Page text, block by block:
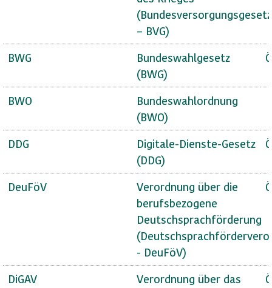
(Bundesversorgungsgesetz
– BVG)
BWG
Bundeswahlgesetz
(BWG)
BWO
Bundeswahlordnung
(BWO)
DDG
Digitale-Dienste-Gesetz
(DDG)
DeuFöV
Verordnung über die
berufsbezogene
Deutschsprachförderung
- DeuFöV)
DiGAV
Verordnung über das